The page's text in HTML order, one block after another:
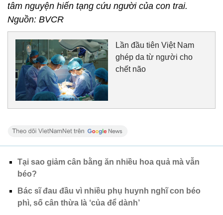
tâm nguyện hiến tạng cứu người của con trai.
Nguồn: BVCR
Lần đầu tiên Việt Nam
ghép da từ người cho
chết não
Tại sao giảm cân bằng ăn nhiều hoa quả mà vẫn
béo?
Bác sĩ đau đầu vì nhiều phụ huynh nghĩ con béo
phì, số cân thừa là ‘của để dành’